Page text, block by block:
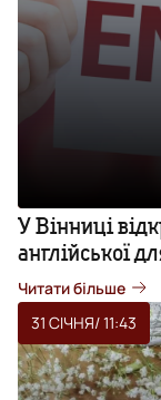
У Вінниці
англійської
Читати більше
31 СІЧНЯ/ 11:43